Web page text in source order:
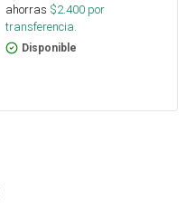
ahorras $2.400 por
transferencia.
Disponible